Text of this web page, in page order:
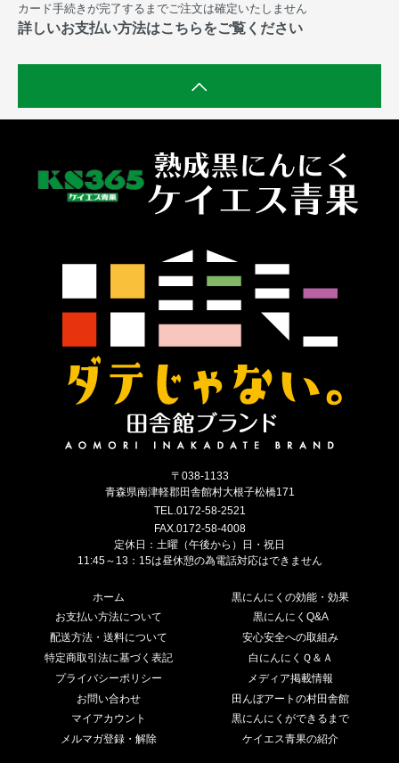
カード手続きが完了するまでご注文は確定いたしません
詳しいお支払い方法はこちらをご覧ください
〒038-1133
青森県南津軽郡田舎館村大根子松橋171
TEL.0172-58-2521
FAX.0172-58-4008
定休日：土曜（午後から）日・祝日
11:45～13：15は昼休憩の為電話対応はできません
ホーム
お支払い方法について
配送方法・送料について
特定商取引法に基づく表記
プライバシーポリシー
お問い合わせ
マイアカウント
メルマガ登録・解除
黒にんにくの効能・効果
黒にんにくQ&A
安心安全への取組み
白にんにくＱ＆Ａ
メディア掲載情報
田んぼアートの村田舎館
黒にんにくができるまで
ケイエス青果の紹介